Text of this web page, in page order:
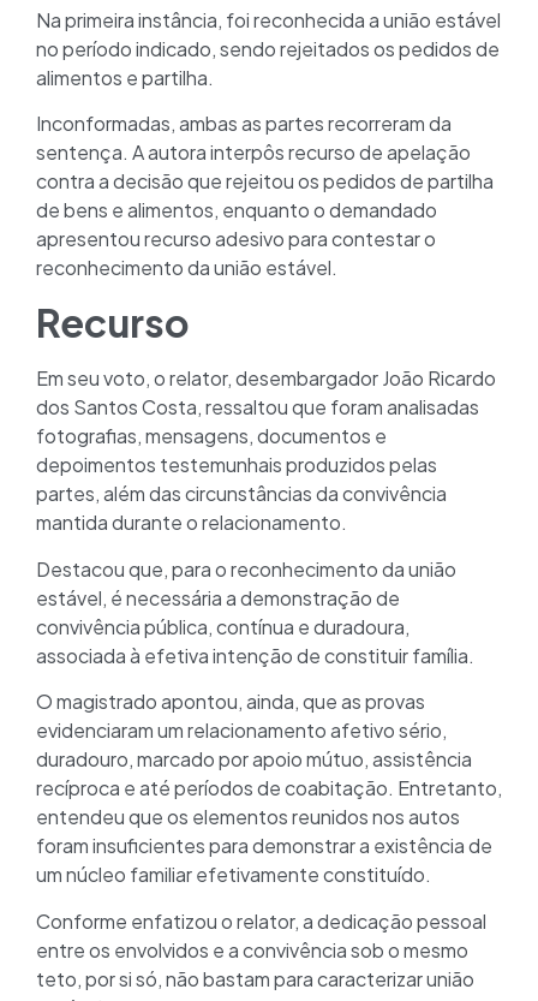
Na primeira instância, foi reconhecida a união estável
no período indicado, sendo rejeitados os pedidos de
alimentos e partilha.
Inconformadas, ambas as partes recorreram da
sentença. A autora interpôs recurso de apelação
contra a decisão que rejeitou os pedidos de partilha
de bens e alimentos, enquanto o demandado
apresentou recurso adesivo para contestar o
reconhecimento da união estável.
Recurso
Em seu voto, o relator, desembargador João Ricardo
dos Santos Costa, ressaltou que foram analisadas
fotografias, mensagens, documentos e
depoimentos testemunhais produzidos pelas
partes, além das circunstâncias da convivência
mantida durante o relacionamento.
Destacou que, para o reconhecimento da união
estável, é necessária a demonstração de
convivência pública, contínua e duradoura,
associada à efetiva intenção de constituir família.
O magistrado apontou, ainda, que as provas
evidenciaram um relacionamento afetivo sério,
duradouro, marcado por apoio mútuo, assistência
recíproca e até períodos de coabitação. Entretanto,
entendeu que os elementos reunidos nos autos
foram insuficientes para demonstrar a existência de
um núcleo familiar efetivamente constituído.
Conforme enfatizou o relator, a dedicação pessoal
entre os envolvidos e a convivência sob o mesmo
teto, por si só, não bastam para caracterizar união